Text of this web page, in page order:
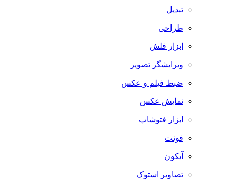
تبدیل
طراحی
ابزار فلش
ویرایشگر تصویر
ضبط فيلم و عكس
نمایش عکس
ابزار فتوشاپ
فونت
آیکون
تصاویر استوک